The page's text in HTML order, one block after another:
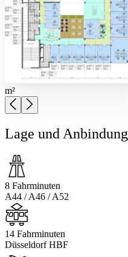
m²
Lage und Anbindung
8 Fahrminuten
A44 / A46 / A52
14 Fahrminuten
Düsseldorf HBF